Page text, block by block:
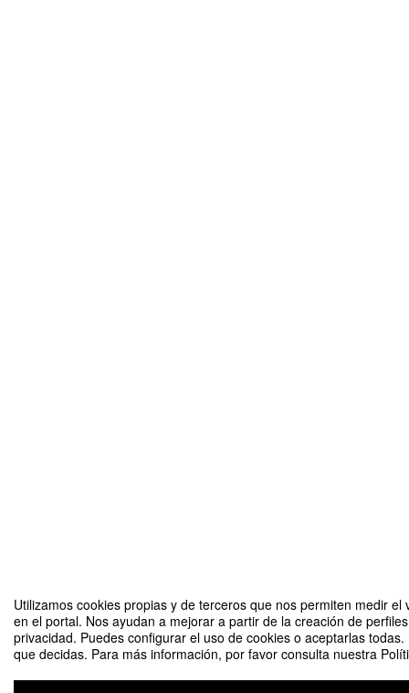
Utilizamos cookies propias y de terceros que nos permiten medir
en el portal. Nos ayudan a mejorar a partir de la creación de
privacidad. Puedes configurar el uso de cookies o aceptarlas
que decidas. Para más información, por favor consulta nuestra